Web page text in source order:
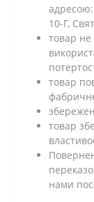
адресою:
10-Г,
товар не
товар
товар
нами